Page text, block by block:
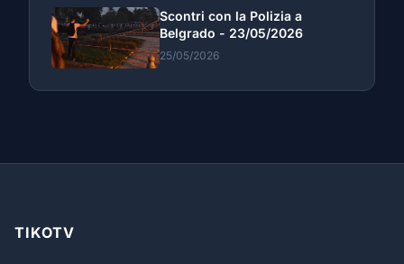
Scontri con la Polizia a
Belgrado - 23/05/2026
25/05/2026
TIKOTV